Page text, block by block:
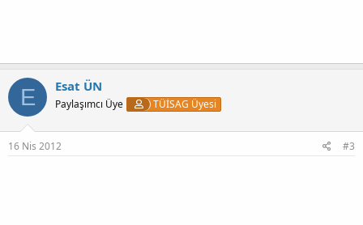
E Esat ÜN
Paylaşımcı Üye TÜİSAG Üyesi
16 Nis 2012 #3